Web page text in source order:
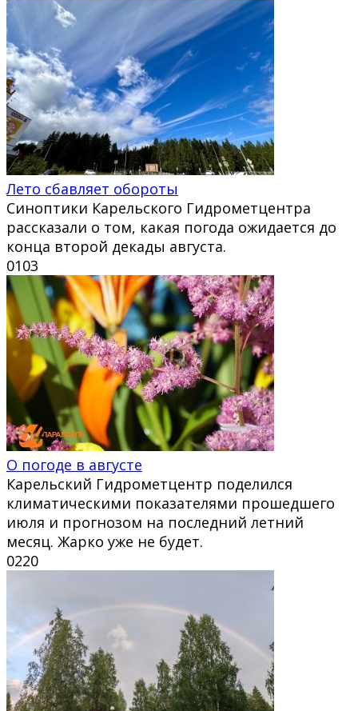
Лето сбавляет обороты
Синоптики Карельского Гидрометцентра
рассказали о том, какая погода ожидается до
конца второй декады августа.
0103
О погоде в августе
Карельский Гидрометцентр поделился
климатическими показателями прошедшего
июля и прогнозом на последний летний
месяц. Жарко уже не будет.
0220